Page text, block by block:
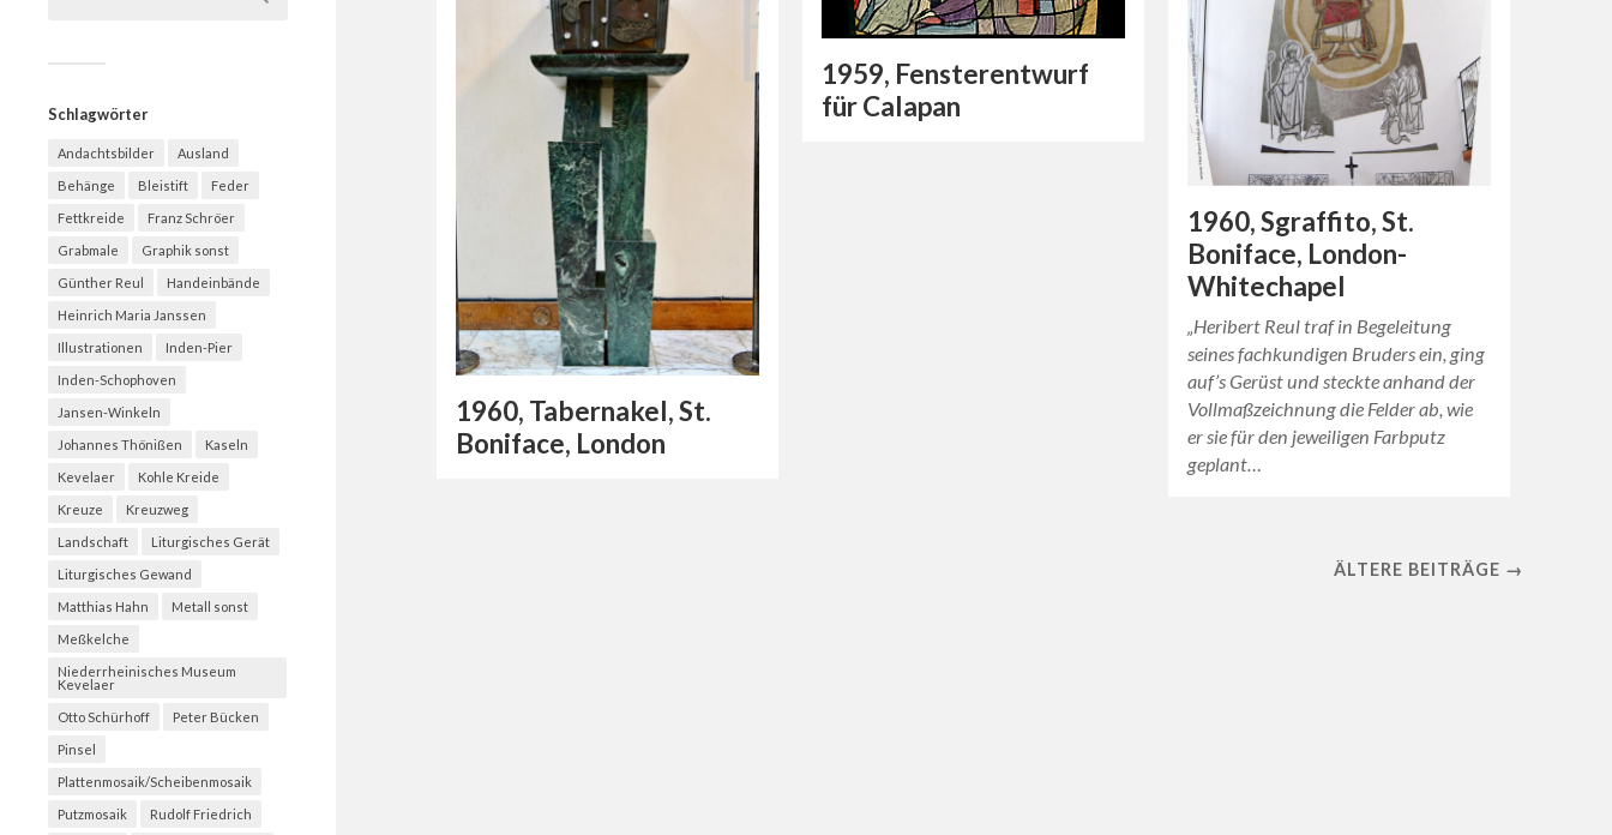
Schlagwörter
Andachtsbilder Ausland
Behänge Bleistift Feder
Fettkreide Franz Schröer
Grabmale Graphik sonst
Günther Reul Handeinbände
Heinrich Maria Janssen
Illustrationen Inden-Pier
Inden-Schophoven
Jansen-Winkeln
Johannes Thönißen Kaseln
Kevelaer Kohle Kreide
Kreuze Kreuzweg
Landschaft Liturgisches Gerät
Liturgisches Gewand
Matthias Hahn Metall sonst
Meßkelche
Niederrheinisches Museum
Kevelaer
Otto Schürhoff Peter Bücken
Pinsel
Plattenmosaik/Scheibenmosaik
Putzmosaik Rudolf Friedrich
1959, Fensterentwurf
für Calapan
1960, Sgraffito, St.
Boniface, London-
Whitechapel
„Heribert Reul traf in Begeleitung
seines fachkundigen Bruders ein, ging
auf’s Gerüst und steckte anhand der
Vollmaßzeichnung die Felder ab, wie
er sie für den jeweiligen Farbputz
geplant…
1960, Tabernakel, St.
Boniface, London
ÄLTERE BEITRÄGE →